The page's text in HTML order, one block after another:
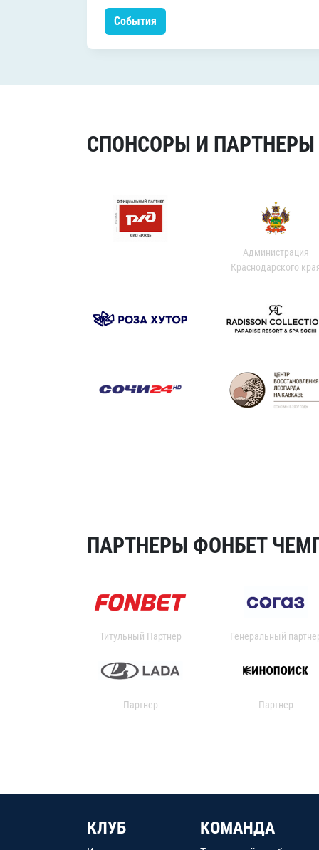
События
СПОНСОРЫ И ПАРТНЕРЫ
Администрация
Краснодарского
ПАРТНЕРЫ ФОНБЕТ
Титульный Партнер Генеральный
Партнер Партнер
КЛУБ КОМАНДА